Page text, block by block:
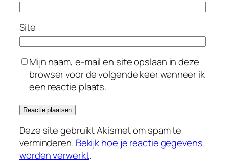
Site
Mijn naam, e-mail en site opslaan in deze
browser voor de volgende keer wanneer ik
een reactie plaats.
Deze site gebruikt Akismet om spam te
verminderen. Bekijk hoe je reactie gegevens
worden verwerkt.